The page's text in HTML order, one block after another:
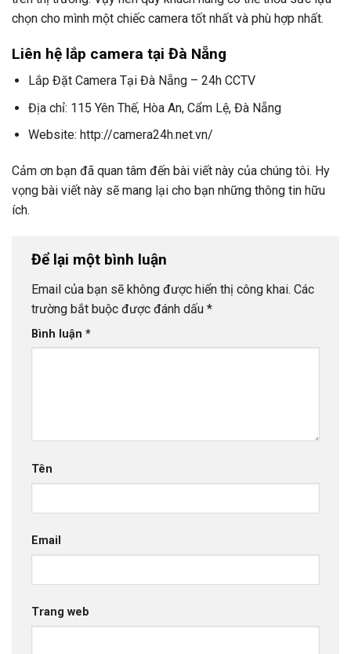
chọn cho mình một chiếc camera tốt nhất và phù hợp nhất.
Liên hệ lắp camera tại Đà Nẵng
Lắp Đặt Camera Tại Đà Nẵng – 24h CCTV
Địa chỉ: 115 Yên Thế, Hòa An, Cẩm Lệ, Đà Nẵng
Website: http://camera24h.net.vn/
Cảm ơn bạn đã quan tâm đến bài viết này của chúng tôi. Hy
vọng bài viết này sẽ mang lại cho bạn những thông tin hữu
ích.
Để lại một bình luận
Email của bạn sẽ không được hiển thị công khai. Các
trường bắt buộc được đánh dấu *
Bình luận *
Tên
Email
Trang web